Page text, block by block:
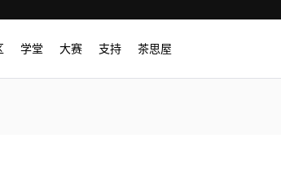
学堂 大赛 支持 茶思屋